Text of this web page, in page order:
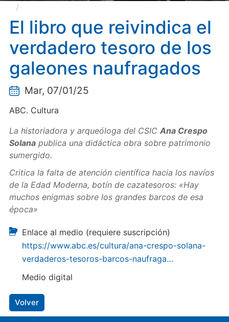
galeones naufragados
El libro que reivindica el
verdadero tesoro de los
galeones naufragados
Mar, 07/01/25
ABC. Cultura
La historiadora y arqueóloga del CSIC Ana Crespo
Solanapublica una didáctica obra sobre patrimonio
sumergido.
Critica la falta de atención científica hacia los navíos
de la Edad Moderna, botín de cazatesoros: «Hay
muchos enigmas sobre los grandes barcos de esa
época»
Enlace al medio (requiere suscripción)
https://www.abc.es/cultura/ana-crespo-solana-
verdaderos-tesoros-barcos-naufraga…
Medio digital
Volver